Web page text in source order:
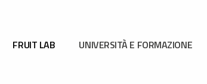
FRUIT LAB UNIVERSITÀ E FORMAZIONE